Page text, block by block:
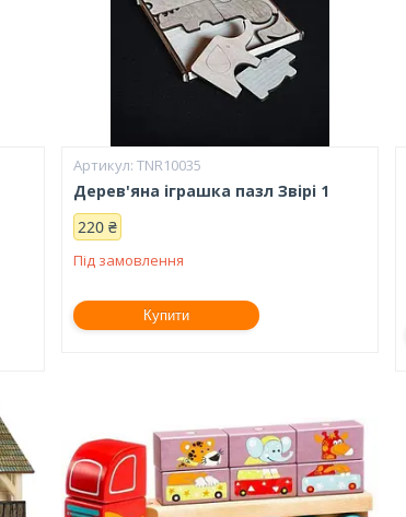
TNR10035
Дерев'яна іграшка пазл Звірі 1
220 ₴
Під замовлення
Купити